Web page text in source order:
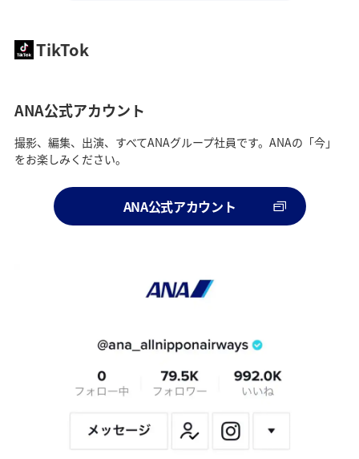
TikTok
ANA公式アカウント
撮影、編集、出演、すべてANAグループ社員です。ANAの「今」
をお楽しみください。
ANA公式アカウント